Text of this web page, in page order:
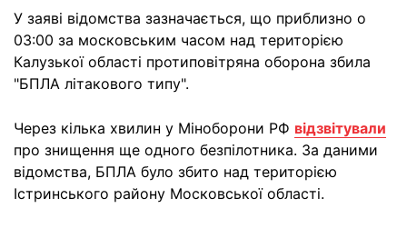
У заяві відомства зазначається, що приблизно о
03:00 за московським часом над територією
Калузької області протиповітряна оборона збила
"БПЛА літакового типу".
Через кілька хвилин у Міноборони РФ відзвітували
про знищення ще одного безпілотника. За даними
відомства, БПЛА було збито над територією
Істринського району Московської області.